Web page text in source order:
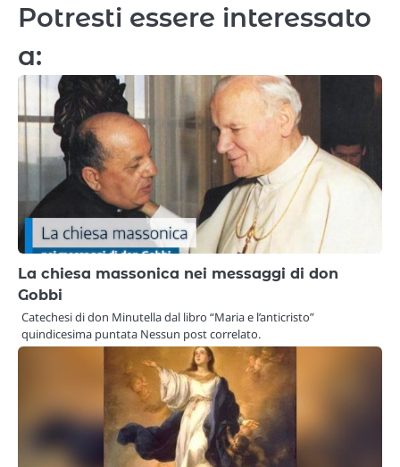
Potresti essere interessato
a:
La chiesa massonica nei messaggi di don
Gobbi
Catechesi di don Minutella dal libro “Maria e l’anticristo”
quindicesima puntata Nessun post correlato.